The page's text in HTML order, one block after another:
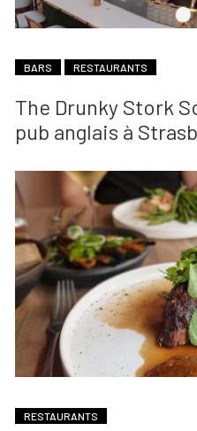
BARS RESTAURANTS
The Drunky Stork
pub anglais à
RESTAURANTS